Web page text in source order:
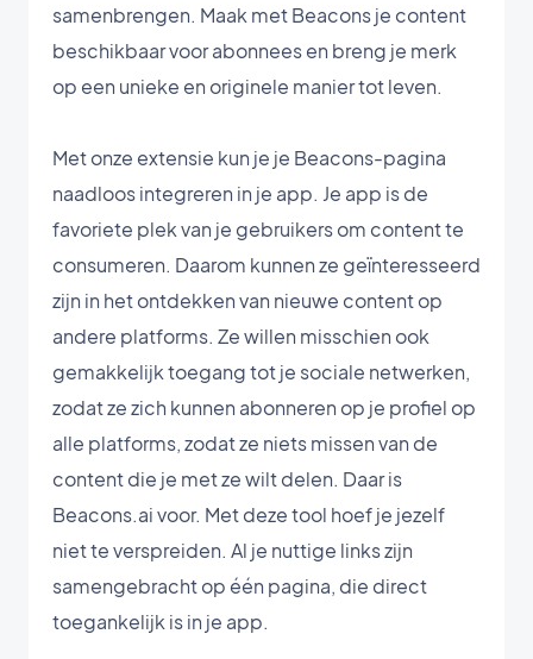
samenbrengen. Maak met Beacons je content
beschikbaar voor abonnees en breng je merk
op een unieke en originele manier tot leven.
Met onze extensie kun je je Beacons-pagina
naadloos integreren in je app. Je app is de
favoriete plek van je gebruikers om content te
consumeren. Daarom kunnen ze geïnteresseerd
zijn in het ontdekken van nieuwe content op
andere platforms. Ze willen misschien ook
gemakkelijk toegang tot je sociale netwerken,
zodat ze zich kunnen abonneren op je profiel op
alle platforms, zodat ze niets missen van de
content die je met ze wilt delen. Daar is
Beacons.ai voor. Met deze tool hoef je jezelf
niet te verspreiden. Al je nuttige links zijn
samengebracht op één pagina, die direct
toegankelijk is in je app.